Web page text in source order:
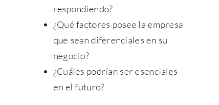
respondiendo?
¿Qué factores posee la empresa
que sean diferenciales en su
negocio?
¿Cuáles podrían ser esenciales
en el futuro?